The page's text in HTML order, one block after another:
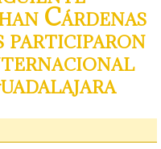
Cárdenas
participaron